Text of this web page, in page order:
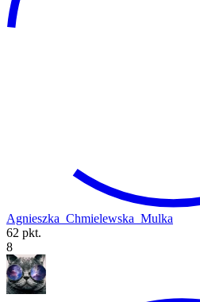
Agnieszka_Chmielewska_Mulka
62 pkt.
8